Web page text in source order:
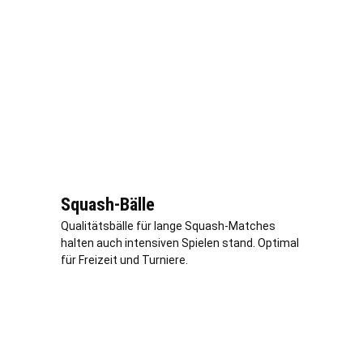
Squash-Bälle
Qualitätsbälle für lange Squash-Matches
halten auch intensiven Spielen stand. Optimal
für Freizeit und Turniere.